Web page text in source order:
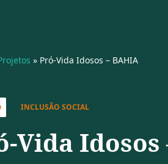
» Pró-Vida Idosos – BAHIA
INCLUSÃO SOCIAL
Vida Idosos